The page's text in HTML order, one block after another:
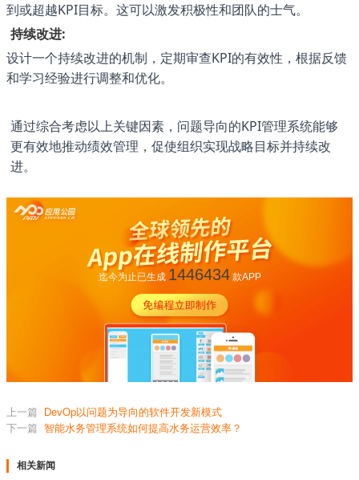
到或超越KPI目标。这可以激发积极性和团队的士气。
持续改进:
设计一个持续改进的机制，定期审查KPI的有效性，根据反馈
和学习经验进行调整和优化。
通过综合考虑以上关键因素，问题导向的KPI管理系统能够
更有效地推动绩效管理，促使组织实现战略目标并持续改
进。
迄今为止已生成 1446434款APP
上一篇
DevOp以问题为导向的软件开发新模式
下一篇 智能水务管理系统如何提高水务运营效率？
相关新闻